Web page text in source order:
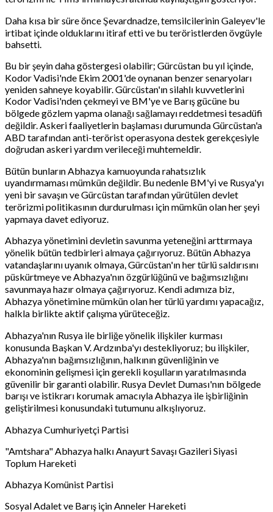
Daha kısa bir süre önce Şevardnadze, temsilcilerinin Galeyev'le
irtibat içinde olduklarını itiraf etti ve bu teröristlerden övgüyle
bahsetti.
Bu bir şeyin daha göstergesi olabilir; Gürcüstan bu yıl içinde,
Kodor Vadisi'nde Ekim 2001'de oynanan benzer senaryoları
yeniden sahneye koyabilir. Gürcüstan'ın silahlı kuvvetlerini
Kodor Vadisi'nden çekmeyi ve BM'ye ve Barış gücüne bu
bölgede gözlem yapma olanağı sağlamayı reddetmesi tesadüfi
değildir. Askeri faaliyetlerin başlaması durumunda Gürcüstan'a
ABD tarafından anti-terörist operasyona destek gerekçesiyle
doğrudan askeri yardım verileceği muhtemeldir.
Bütün bunların Abhazya kamuoyunda rahatsızlık
uyandırmaması mümkün değildir. Bu nedenle BM'yi ve Rusya'yı
yeni bir savaşın ve Gürcüstan tarafından yürütülen devlet
terörizmi politikasının durdurulması için mümkün olan her şeyi
yapmaya davet ediyoruz.
Abhazya yönetimini devletin savunma yeteneğini arttırmaya
yönelik bütün tedbirleri almaya çağırıyoruz. Bütün Abhazya
vatandaşlarını uyanık olmaya, Gürcüstan'ın her türlü saldırısını
püskürtmeye ve Abhazya'nın özgürlüğünü ve bağımsızlığını
savunmaya hazır olmaya çağırıyoruz. Kendi adımıza biz,
Abhazya yönetimine mümkün olan her türlü yardımı yapacağız,
halkla birlikte aktif çalışma yürüteceğiz.
Abhazya'nın Rusya ile birliğe yönelik ilişkiler kurması
konusunda Başkan V. Ardzınba'yı destekliyoruz; bu ilişkiler,
Abhazya'nın bağımsızlığının, halkının güvenliğinin ve
ekonominin gelişmesi için gerekli koşulların yaratılmasında
güvenilir bir garanti olabilir. Rusya Devlet Duması'nın bölgede
barışı ve istikrarı korumak amacıyla Abhazya ile işbirliğinin
geliştirilmesi konusundaki tutumunu alkışlıyoruz.
Abhazya Cumhuriyetçi Partisi
"Amtshara" Abhazya halkı Anayurt Savaşı Gazileri Siyasi
Toplum Hareketi
Abhazya Komünist Partisi
Sosyal Adalet ve Barış için Anneler Hareketi